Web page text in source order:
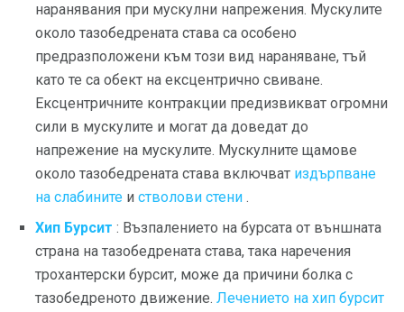
наранявания при мускулни напрежения. Мускулите
около тазобедрената става са особено
предразположени към този вид нараняване, тъй
като те са обект на ексцентрично свиване.
Ексцентричните контракции предизвикват огромни
сили в мускулите и могат да доведат до
напрежение на мускулите. Мускулните щамове
около тазобедрената става включват издърпване
на слабините и стволови стени .
Хип Бурсит : Възпалението на бурсата от външната
страна на тазобедрената става, така наречения
трохантерски бурсит, може да причини болка с
тазобедреното движение. Лечението на хип бурсит